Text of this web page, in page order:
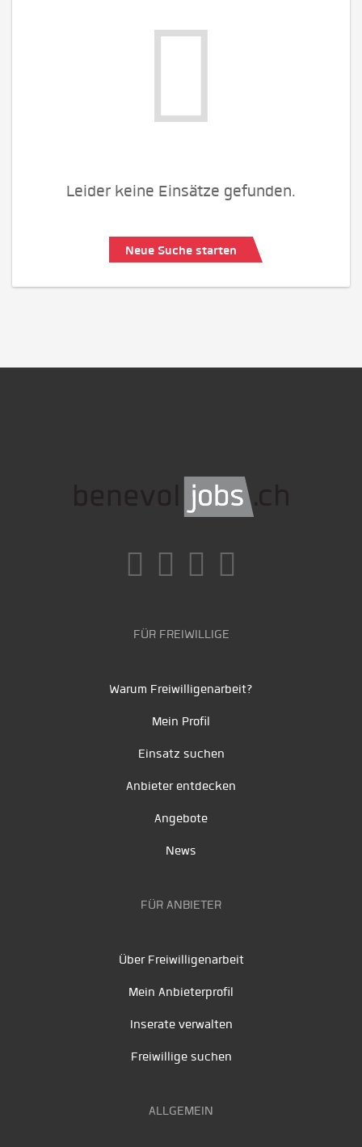
Leider keine Einsätze gefunden.
Neue Suche starten
FÜR FREIWILLIGE
Warum Freiwilligenarbeit?
Mein Profil
Einsatz suchen
Anbieter entdecken
Angebote
News
FÜR ANBIETER
Über Freiwilligenarbeit
Mein Anbieterprofil
Inserate verwalten
Freiwillige suchen
ALLGEMEIN